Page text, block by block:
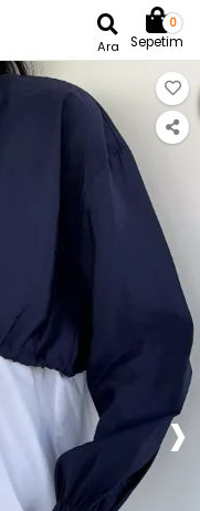
Ara
0
Sepetim